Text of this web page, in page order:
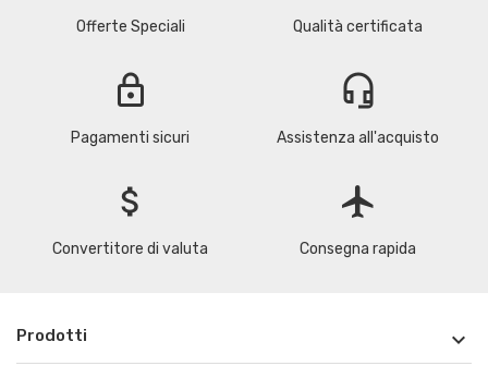
Offerte Speciali Qualità certificata
lock
Pagamenti sicuri
headset_mic
Assistenza all'acquisto
attach_money
Convertitore di valuta
flight
Consegna rapida
Prodotti 